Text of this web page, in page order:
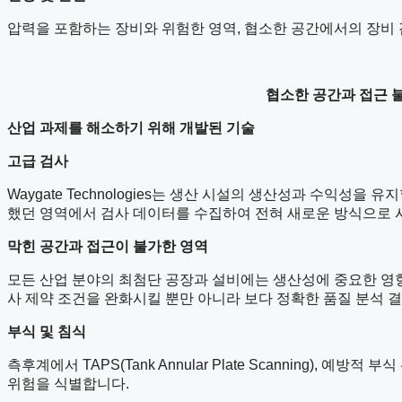
압력을 포함하는 장비와 위험한 영역, 협소한 공간에서의 장
협소한 공간과 접근
산업 과제를 해소하기 위해 개발된 기술
고급 검사
Waygate Technologies는 생산 시설의 생산성과 수익성을 유
했던 영역에서 검사 데이터를 수집하여 전혀 새로운 방식으로
막힌 공간과 접근이 불가한 영역
모든 산업 분야의 최첨단 공장과 설비에는 생산성에 중요한
사 제약 조건을 완화시킬 뿐만 아니라 보다 정확한 품질 분석
부식 및 침식
측후계에서 TAPS(Tank Annular Plate Scanning), 예방적 부
위험을 식별합니다.